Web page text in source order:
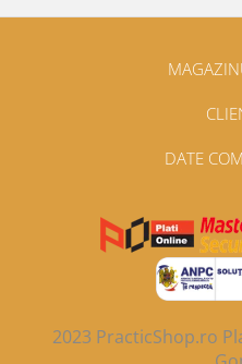
DATE
2023 PracticShop.ro